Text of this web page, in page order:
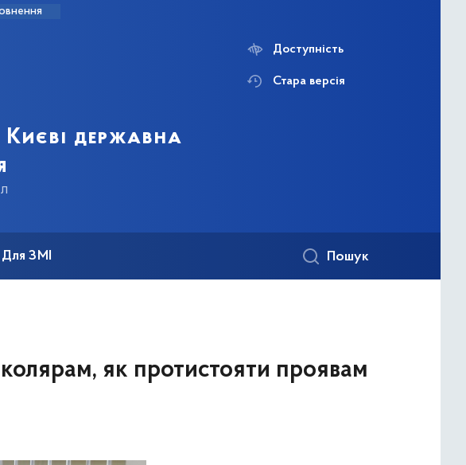
Києві державна
Доступність
Стара версія
Для ЗМІ Пошук
як протистояти проявам